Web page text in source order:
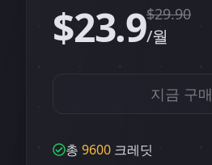
$23.9/월
$29.90
지금 구매
총 9600 크레딧